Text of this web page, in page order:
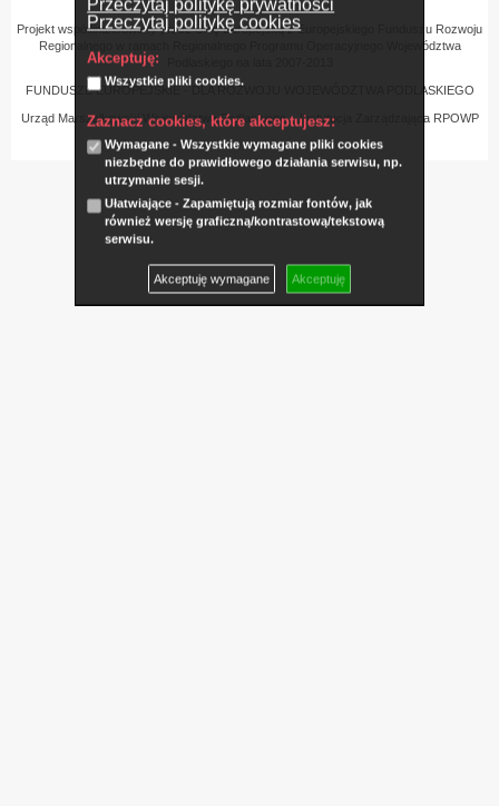
Przeczytaj politykę prywatności
Przeczytaj politykę cookies
Akceptuję:
Wszystkie pliki cookies.
Zaznacz cookies, które akceptujesz:
Wymagane - Wszystkie wymagane pliki cookies
niezbędne do prawidłowego działania serwisu, np.
utrzymanie sesji.
Ułatwiające - Zapamiętują rozmiar fontów, jak
również wersję graficzną/kontrastową/tekstową
serwisu.
Akceptuję wymagane Akceptuję
Projekt współfinansowany przez Unię Europejską z Europejskiego Funduszu Rozwoju
Regionalnego w ramach Regionalnego Programu Operacyjnego Województwa
FUNDUSZE EUROPEJSKIE - DLA ROZWOJU WOJEWÓDZTWA PODLASKIEGO
Urząd Marszałkowski Województwa Podlaskiego – Instytucja Zarządzająca RPOWP